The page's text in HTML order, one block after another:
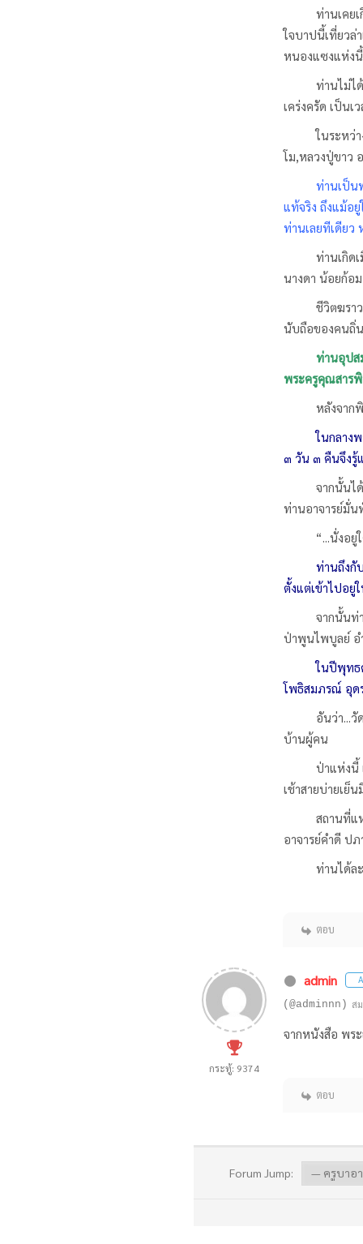
ท่านเคย
ใจบาปนี้เที่ยวล่
หนองแซงแห่งนี้
ท่านไม่ไ
เคร่งครัด เป็นเ
ในระหว่
โม,หลวงปู่ขาว
ท่านเป็น
แท้จริง ถึงแม้อ
ท่านเลยทีเดียว
ท่านเกิด
นางดา น้อยก้อ
ชีวิตฆรา
นับถือของคนถิ่น
ท่านอุปส
พระครูคุณสารพิ
หลังจาก
ในกลาง
๓ วัน ๓ คืนจึงรู้
จากนั้นไ
ท่านอาจารย์มั่
“...นั่งอ
ท่านถึงกั
ตั้งแต่เข้าไปอยู่
จากนั้นท่
ป่าพูนไพบูลย์ อ
ในปีพุทธ
โพธิสมภรณ์ อุด
อันว่า...
บ้านผู้คน
ป่าแห่งนี้
เช้าสายบ่ายเย็
สถานที่แ
อาจารย์คำดี ปภ
ท่านได้ล
ตอบ
กระทู้: 9374
admin
(@adminnn) ส
จากหนังสือ พร
ตอบ
Forum Jump: